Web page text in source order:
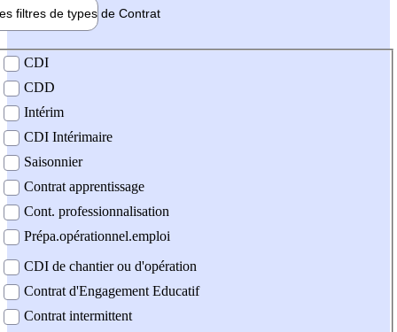
filtres de types de Contrat
contrat
CDI
CDD
Intérim
CDI Intérimaire
Saisonnier
Contrat apprentissage
Cont. professionnalisation
Prépa.opérationnel.emploi
CDI de chantier ou d'opération
Contrat d'Engagement Educatif
Contrat intermittent